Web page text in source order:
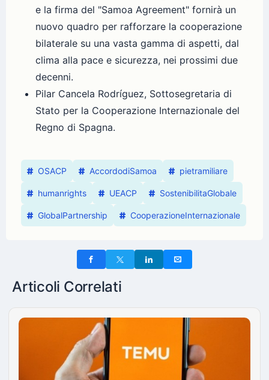
e la firma del "Samoa Agreement" fornirà un
nuovo quadro per rafforzare la cooperazione
bilaterale su una vasta gamma di aspetti, dal
clima alla pace e sicurezza, nei prossimi due
decenni.
Pilar Cancela Rodríguez, Sottosegretaria di
Stato per la Cooperazione Internazionale del
Regno di Spagna.
OSACP AccordodiSamoa pietramiliare
humanrights UEACP SostenibilitaGlobale
GlobalPartnership CooperazioneInternazionale
Articoli Correlati